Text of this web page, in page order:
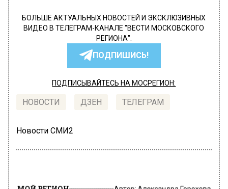
БОЛЬШЕ АКТУАЛЬНЫХ НОВОСТЕЙ И ЭКСКЛЮЗИВНЫХ
ВИДЕО В ТЕЛЕГРАМ-КАНАЛЕ "ВЕСТИ МОСКОВСКОГО
РЕГИОНА".
ПОДПИШИСЬ!
ПОДПИСЫВАЙТЕСЬ НА МОСРЕГИОН:
НОВОСТИ ДЗЕН ТЕЛЕГРАМ
Новости СМИ2
МОЙ РЕГИОН Автор: Александра Горохова